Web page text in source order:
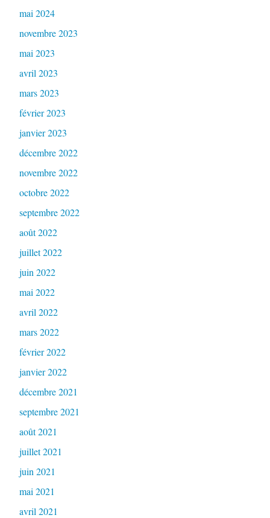
mai 2024
novembre 2023
mai 2023
avril 2023
mars 2023
février 2023
janvier 2023
décembre 2022
novembre 2022
octobre 2022
septembre 2022
août 2022
juillet 2022
juin 2022
mai 2022
avril 2022
mars 2022
février 2022
janvier 2022
décembre 2021
septembre 2021
août 2021
juillet 2021
juin 2021
mai 2021
avril 2021